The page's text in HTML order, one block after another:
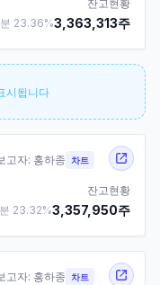
잔고현황
23.36%3,363,313주
시됩니다
고자: 홍하종 차트
잔고현황
23.32%3,357,950주
고자: 홍하종 차트